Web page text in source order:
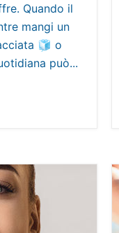
Quando il
mangi un
🧊 o
può...